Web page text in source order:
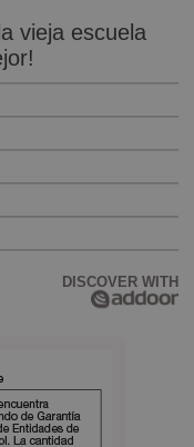
vieja escuela
DISCOVER WITH